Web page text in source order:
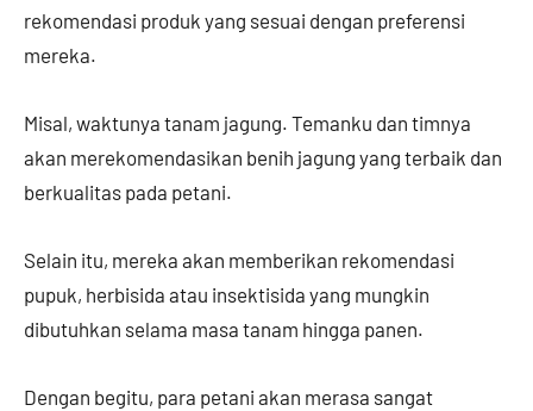
rekomendasi produk yang sesuai dengan preferensi
mereka.
Misal, waktunya tanam jagung. Temanku dan timnya
akan merekomendasikan benih jagung yang terbaik dan
berkualitas pada petani.
Selain itu, mereka akan memberikan rekomendasi
pupuk, herbisida atau insektisida yang mungkin
dibutuhkan selama masa tanam hingga panen.
Dengan begitu, para petani akan merasa sangat